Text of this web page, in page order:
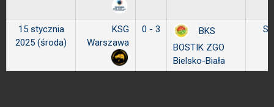
15 stycznia
2025 (środa)
KSG
Warszawa
0 - 3
BKS
BOSTIK ZGO
Bielsko-Biała